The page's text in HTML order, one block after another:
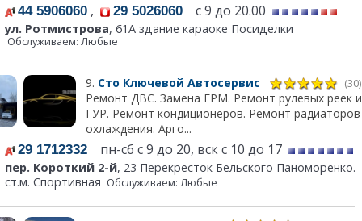
44 5906060 , 29 5026060 с 9 до 20.00
ул. Ротмистрова, 61А здание караоке Посиделки
Обслуживаем: Любые
9. Сто Ключевой Автосервис (30)
Ремонт ДВС. Замена ГРМ. Ремонт рулевых реек и
ГУР. Ремонт кондиционеров. Ремонт радиаторов
охлаждения. Арго...
29 1712332 пн-сб с 9 до 20, вск с 10 до 17
пер. Короткий 2-й, 23 Перекресток Бельского Паноморенко.
ст.м. Спортивная Обслуживаем: Любые